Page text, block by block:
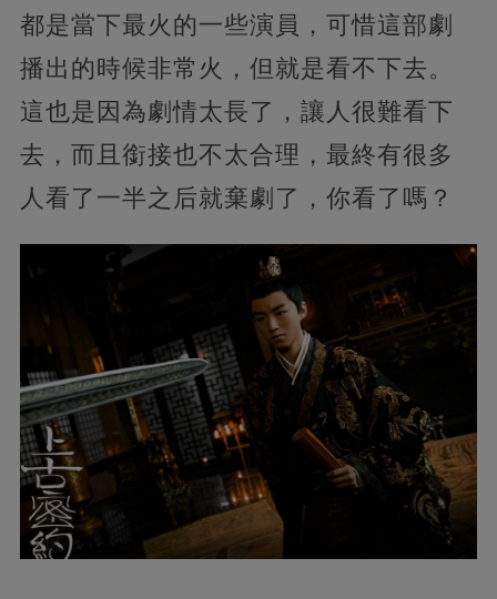
都是當下最火的一些演員，可惜這部劇
播出的時候非常火，但就是看不下去。
這也是因為劇情太長了，讓人很難看下
去，而且銜接也不太合理，最終有很多
人看了一半之后就棄劇了，你看了嗎？